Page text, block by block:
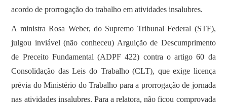
acordo de prorrogação do trabalho em atividades insalubres.
A ministra Rosa Weber, do Supremo Tribunal Federal (STF),
julgou inviável (não conheceu) Arguição de Descumprimento
de Preceito Fundamental (ADPF 422) contra o artigo 60 da
Consolidação das Leis do Trabalho (CLT), que exige licença
prévia do Ministério do Trabalho para a prorrogação de jornada
nas atividades insalubres. Para a relatora, não ficou comprovada